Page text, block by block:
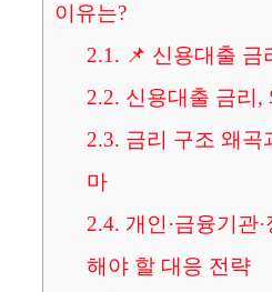
이유는?
2.1. 📌 신용대출 금
2.2. 신용대출 금리,
2.3. 금리 구조 왜곡
마
2.4. 개인·금융기관
해야 할 대응 전략